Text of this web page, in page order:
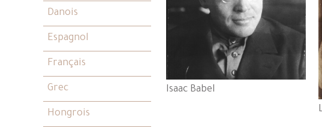
Danois
Espagnol
Français
Grec
Hongrois
Isaac Babel